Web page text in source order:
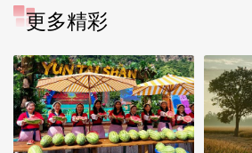
更多精彩